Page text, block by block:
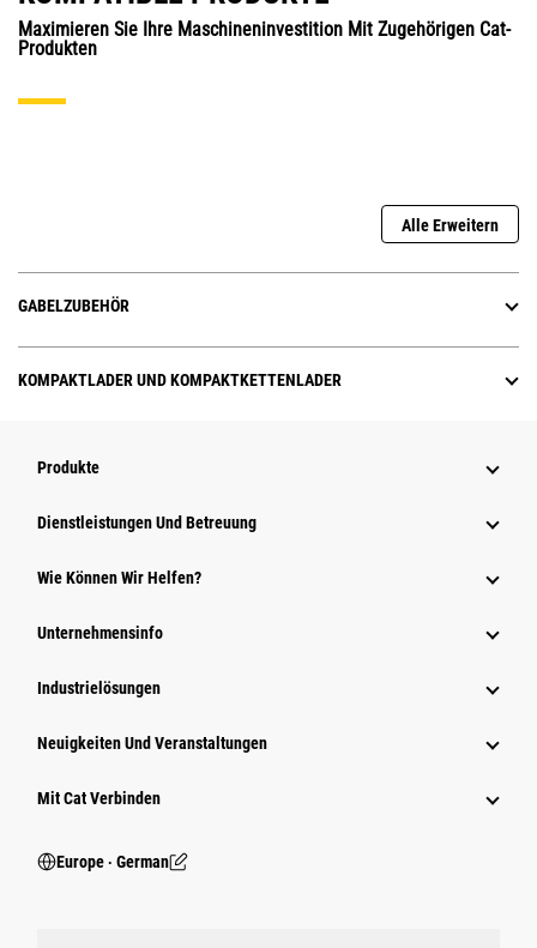
Maximieren Sie Ihre Maschineninvestition Mit Zugehörigen Cat-
Produkten
Alle Erweitern
GABELZUBEHÖR
KOMPAKTLADER UND KOMPAKTKETTENLADER
Produkte
Dienstleistungen Und Betreuung
Wie Können Wir Helfen?
Unternehmensinfo
Industrielösungen
Neuigkeiten Und Veranstaltungen
Mit Cat Verbinden
Europe ‧ German